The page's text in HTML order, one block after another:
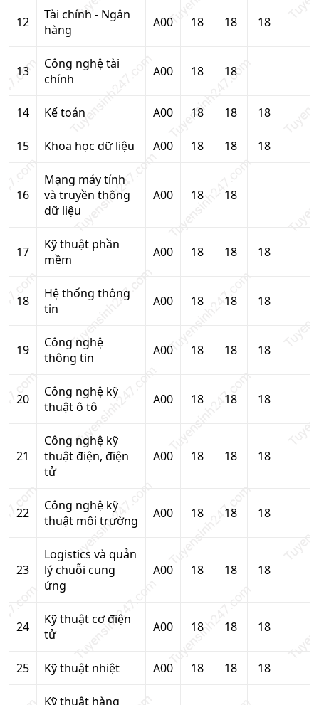
12
Tài chính - Ngân
hàng
A00 18 18 18
13
Công nghệ tài
chính
A00 18 18
14 Kế toán A00 18 18 18
15 Khoa học dữ liệu A00 18 18 18
16
Mạng máy tính
và truyền thông
dữ liệu
A00 18 18
17
Kỹ thuật phần
mềm
A00 18 18 18
18
Hệ thống thông
tin
A00 18 18 18
19
Công nghệ
thông tin
A00 18 18 18
20
Công nghệ kỹ
thuật ô tô
A00 18 18 18
21
Công nghệ kỹ
thuật điện, điện
tử
A00 18 18 18
22
Công nghệ kỹ
thuật môi trường
A00 18 18 18
23
Logistics và quản
lý chuỗi cung
ứng
A00 18 18 18
24
Kỹ thuật cơ điện
tử
A00 18 18 18
25 Kỹ thuật nhiệt A00 18 18 18
Kỹ thuật hàng